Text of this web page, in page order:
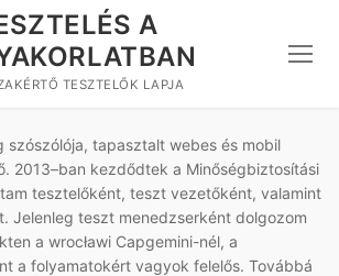
A
TESZTELŐK LAPJA
szószólója, tapasztalt webes és mobil
2013–ban kezdődtek a Minőségbiztosítási
tesztelőként, teszt vezetőként, valamint
Jelenleg teszt menedzserként dolgozom
a wrocławi Capgemini-nél, a
a folyamatokért vagyok felelős. Továbbá